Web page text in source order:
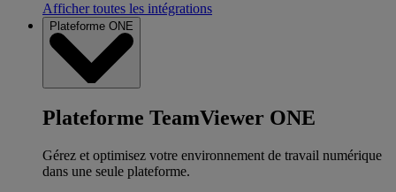
Afficher toutes les intégrations
Plateforme ONE
Plateforme TeamViewer ONE
Gérez et optimisez votre environnement de travail numérique
dans une seule plateforme.